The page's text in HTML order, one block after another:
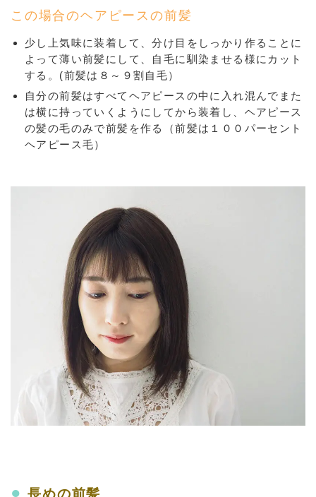
この場合のヘアピースの前髪
少し上気味に装着して、分け目をしっかり作ることに
よって薄い前髪にして、自毛に馴染ませる様にカット
する。(前髪は８～９割自毛）
自分の前髪はすべてヘアピースの中に入れ混んでまた
は横に持っていくようにしてから装着し、ヘアピース
の髪の毛のみで前髪を作る（前髪は１００パーセント
ヘアピース毛）
● 長めの前髪